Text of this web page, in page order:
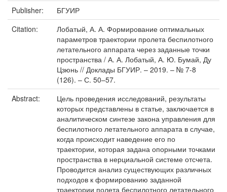
Publisher:
БГУИР
Citation:
Лобатый, А. А. Формирование оптимальных
параметров траектории пролета беспилотного
летательного аппарата через заданные точки
пространства / А. А. Лобатый, А. Ю. Бумай, Ду
Цзюнь // Доклады БГУИР. – 2019. – № 7-8
(126). – С. 50–57.
Abstract:
Цель проведения исследований, результаты
которых представлены в статье, заключается в
аналитическом синтезе закона управления для
беспилотного летательного аппарата в случае,
когда происходит наведение его по
траектории, которая задана опорными точками
пространства в нерциальной системе отсчета.
Проводится анализ существующих различных
подходов к формированию заданной
траектории полета беспилотного летательного